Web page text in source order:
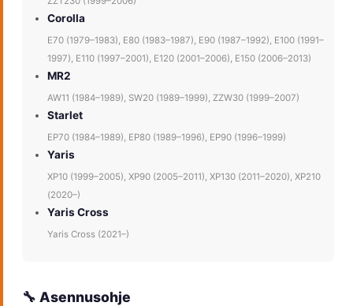
Corolla
E70 (1979–1983), E80 (1983–1987), E90 (1987–1992), E100 (1991–
1997), E110 (1997–2001), E120 (2001–2006), E150 (2006–2013)
MR2
AW11 (1984–1989), SW20 (1989–1999), ZZW30 (1999–2007)
Starlet
EP70 (1984–1989), EP80 (1989–1996), EP90 (1996–1999)
Yaris
XP10 (1999–2005), XP90 (2005–2011), XP130 (2011–2020), XP210
(2020–)
Yaris Cross
Yaris Cross (2021–)
🔧 Asennusohje